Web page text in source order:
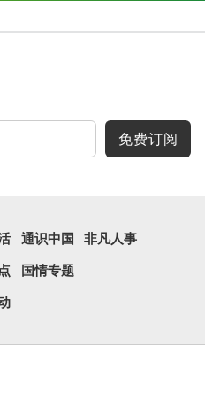
免费订阅
通识中国 非凡人事
国情专题